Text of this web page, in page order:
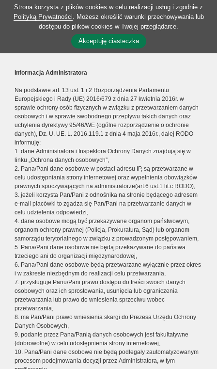
Strona korzysta z plików cookies w celu realizacji usług i zgodnie z
Polityką Prywatności. Możesz określić warunki przechowywania lub
dostępu do plików cookies w Twojej przeglądarce.
Akceptuję ciasteczka
Informacja Administratora
Na podstawie art. 13 ust. 1 i 2 Rozporządzenia Parlamentu
Europejskiego i Rady (UE) 2016/679 z dnia 27 kwietnia 2016r. w
sprawie ochrony osób fizycznych w związku z przetwarzaniem danych
osobowych i w sprawie swobodnego przepływu takich danych oraz
uchylenia dyrektywy 95/46/WE (ogólne rozporządzenie o ochronie
danych), Dz. U. UE. L. 2016.119.1 z dnia 4 maja 2016r., dalej RODO
informuję:
1. dane Administratora i Inspektora Ochrony Danych znajdują się w
linku „Ochrona danych osobowych”,
2. Pana/Pani dane osobowe w postaci adresu IP, są przetwarzane w
celu udostępniania strony internetowej oraz wypełnienia obowiązków
prawnych spoczywających na administratorze(art.6 ust.1 lit.c RODO),
3. jeżeli korzysta Pan/Pani z odnośnika na stronie będącego adresem
e-mail placówki to zgadza się Pan/Pani na przetwarzanie danych w
celu udzielenia odpowiedzi,
4. dane osobowe mogą być przekazywane organom państwowym,
organom ochrony prawnej (Policja, Prokuratura, Sąd) lub organom
samorządu terytorialnego w związku z prowadzonym postępowaniem,
5. Pana/Pani dane osobowe nie będą przekazywane do państwa
trzeciego ani do organizacji międzynarodowej,
6. Pana/Pani dane osobowe będą przetwarzane wyłącznie przez okres
i w zakresie niezbędnym do realizacji celu przetwarzania,
7. przysługuje Panu/Pani prawo dostępu do treści swoich danych
osobowych oraz ich sprostowania, usunięcia lub ograniczenia
przetwarzania lub prawo do wniesienia sprzeciwu wobec
przetwarzania,
8. ma Pan/Pani prawo wniesienia skargi do Prezesa Urzędu Ochrony
Danych Osobowych,
9. podanie przez Pana/Panią danych osobowych jest fakultatywne
(dobrowolne) w celu udostępnienia strony internetowej,
10. Pana/Pani dane osobowe nie będą podlegały zautomatyzowanym
procesom podejmowania decyzji przez Administratora, w tym